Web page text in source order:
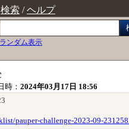
検索 /ヘルプ
ランダム表示
時： 2024年03月17日 18:56
pauper-challenge-2023-09-